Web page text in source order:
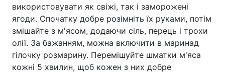
використовувати як свіжі, так і заморожені
ягоди. Спочатку добре розімніть їх руками, потім
змішайте з м'ясом, додаючи сіль, перець і трохи
олії. За бажанням, можна включити в маринад
гілочку розмарину. Перемішуйте шматки м'яса
кожні 5 хвилин, щоб кожен з них добре